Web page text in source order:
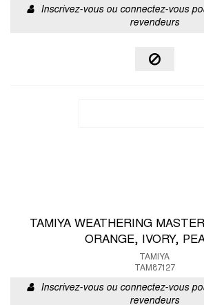
Inscrivez-vous ou connectez-vous
revendeurs
TAMIYA WEATHERING
ORANGE, IVORY,
TAMIYA
TAM87127
Inscrivez-vous ou connectez-vous
revendeurs